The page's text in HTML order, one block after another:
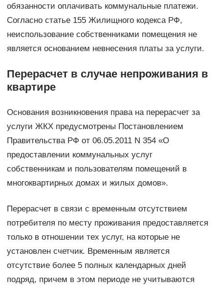
обязанности оплачивать коммунальные платежи.
Согласно статье 155 Жилищного кодекса РФ,
неиспользование собственниками помещения не
является основанием невнесения платы за услуги.
Перерасчет в случае непроживания в
квартире
Основания возникновения права на перерасчет за
услуги ЖКХ предусмотрены Постановлением
Правительства РФ от 06.05.2011 N 354 «О
предоставлении коммунальных услуг
собственникам и пользователям помещений в
многоквартирных домах и жилых домов».
Перерасчет в связи с временным отсутствием
потребителя по месту проживания предоставляется
только в отношении тех услуг, на которые не
установлен счетчик. Временным является
отсутствие более 5 полных календарных дней
подряд, причем в этом периоде не учитываются